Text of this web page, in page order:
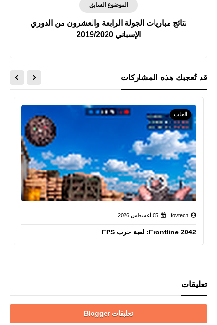
الموضوع السابق
نتائج مباريات الجولة الرابعة والعشرون من الدوري
الإسباني 2019/2020
قد تُعجبك هذه المشاركات
العاب
fovtech 05 أغسطس 2026
Frontline 2042: لعبة حرب FPS
تعليقات
تعليقات Blogger